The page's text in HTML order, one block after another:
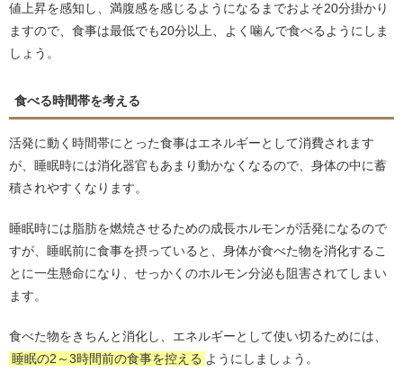
値上昇を感知し、満腹感を感じるようになるまでおよそ20分掛かり
ますので、食事は最低でも20分以上、よく噛んで食べるようにしま
しょう。
食べる時間帯を考える
活発に動く時間帯にとった食事はエネルギーとして消費されます
が、睡眠時には消化器官もあまり動かなくなるので、身体の中に蓄
積されやすくなります。
睡眠時には脂肪を燃焼させるための成長ホルモンが活発になるので
すが、睡眠前に食事を摂っていると、身体が食べた物を消化するこ
とに一生懸命になり、せっかくのホルモン分泌も阻害されてしまい
ます。
食べた物をきちんと消化し、エネルギーとして使い切るためには、
睡眠の2～3時間前の食事を控える ようにしましょう。